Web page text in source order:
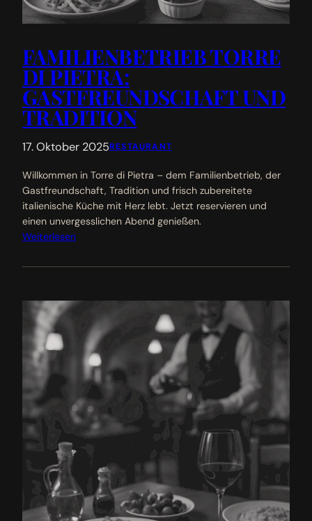
FAMILIENBETRIEB TORRE
DI PIETRA:
GASTFREUNDSCHAFT UND
TRADITION
17. Oktober 2025RESTAURANT
Willkommen in Torre di Pietra – dem Familienbetrieb, der
Gastfreundschaft, Tradition und frisch zubereitete
italienische Küche mit Herz lebt. Jetzt reservieren und
einen unvergesslichen Abend genießen.
Weiterlesen